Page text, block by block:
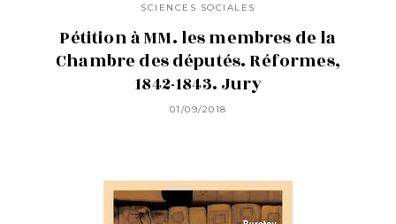
SCIENCES SOCIALES
Pétition à MM. les membres de la
Chambre des députés. Réformes,
1842-1843. Jury
01/09/2018